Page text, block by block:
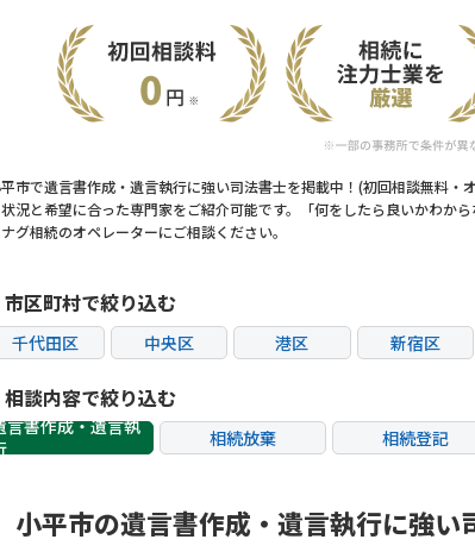
市で遺言書作成・遺言執行に強い司法書士を掲載中！(初回相談無料
況と希望に合った専門家をご紹介可能です。「何をしたら良いかわか
グ相続のオペレーターにご相談ください。
市区町村で絞り込む
千代田区 中央区 港区 新宿区
杉並区
豊島区 北区 荒川区
葛飾区
江戸川区 八王子市 立川市
狛江市
東大和市 清瀬市 稲城市
相談内容で絞り込む
言書作成・遺言執
相続放棄 相続登記
贈与税
生前対策 相続人調査
小平市の遺言書作成・遺言執行に強い